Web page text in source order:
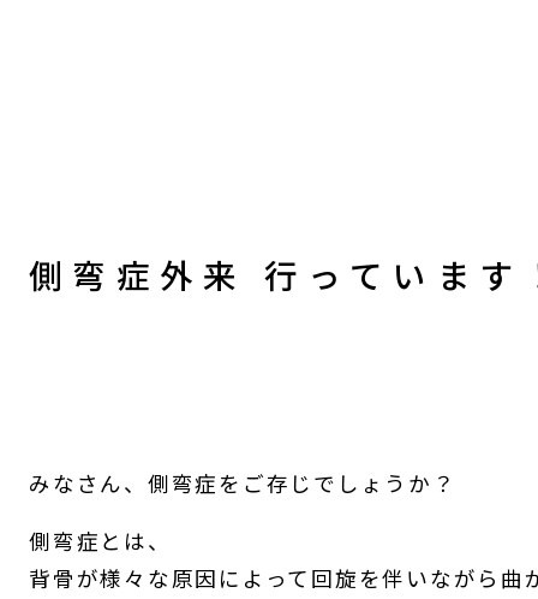
側弯症外来 行っています
みなさん、側弯症をご存じでしょうか？
側弯症とは、
背骨が様々な原因によって回旋を伴いながら曲